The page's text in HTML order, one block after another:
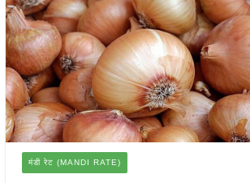
मंडी रेट (MANDI RATE)